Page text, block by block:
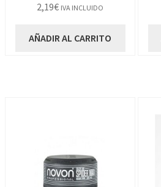
2,19€ IVA INCLUIDO
AÑADIR AL CARRITO